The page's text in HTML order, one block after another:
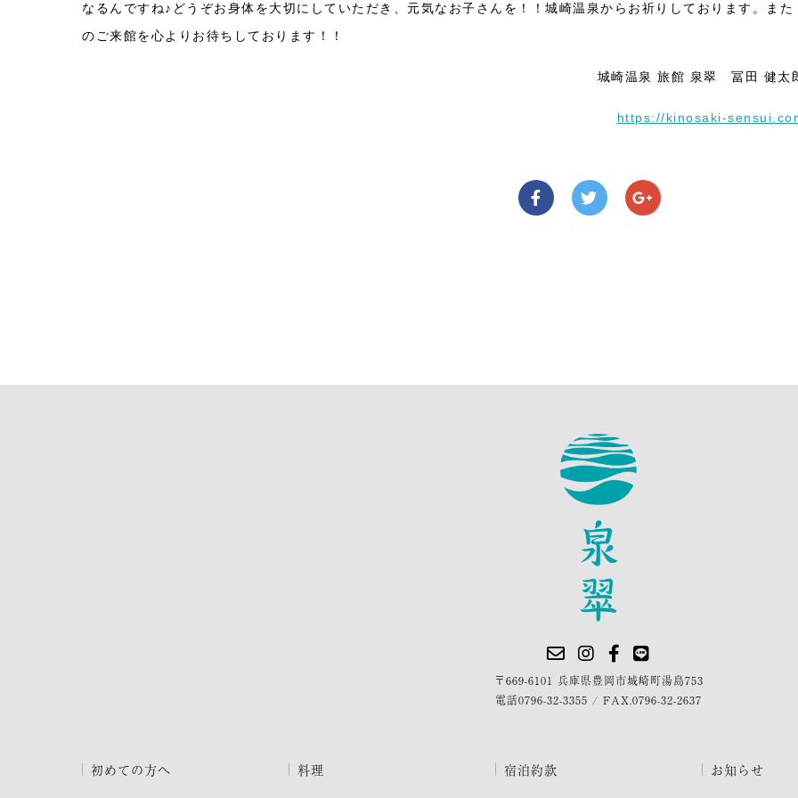
なるんですね♪どうぞお身体を大切にしていただき、元気なお子さんを！！城崎温泉からお祈りしております。また
のご来館を心よりお待ちしております！！
城崎温泉 旅館 泉翠 冨田 健太
https://kinosaki-
〒669-6101 兵庫県豊岡市城崎町湯島753
電話0796-32-3355 / FAX.0796-32-2637
初めての方へ 料理 宿泊約款 お知らせ